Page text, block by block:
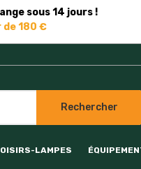
sous 14 jours !
180 €
Rechercher
LAMPES